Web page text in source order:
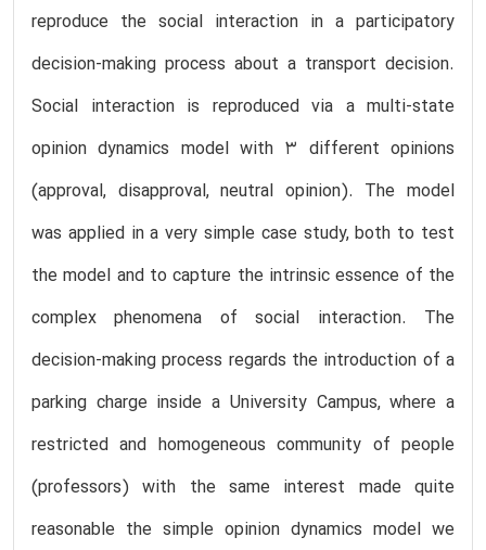
reproduce the social interaction in a participatory
decision-making process about a transport decision.
Social interaction is reproduced via a multi-state
opinion dynamics model with 3 different opinions
(approval, disapproval, neutral opinion). The model
was applied in a very simple case study, both to test
the model and to capture the intrinsic essence of the
complex phenomena of social interaction. The
decision-making process regards the introduction of a
parking charge inside a University Campus, where a
restricted and homogeneous community of people
(professors) with the same interest made quite
reasonable the simple opinion dynamics model we